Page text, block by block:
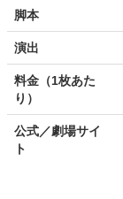
脚本
演出
料金（1枚あた
り）
公式／劇場サイ
ト